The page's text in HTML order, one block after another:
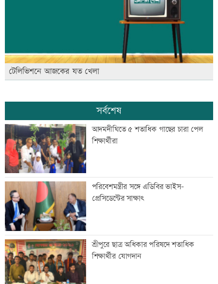
টেলিভিশনে আজকের যত খেলা
সর্বশেষ
আদমদীঘিতে ৫ শতাধিক গাছের চারা পেল
শিক্ষার্থীরা
পরিবেশমন্ত্রীর সঙ্গে এডিবির ভাইস-
প্রেসিডেন্টের সাক্ষাৎ
শ্রীপুরে ছাত্র অধিকার পরিষদে শতাধিক
শিক্ষার্থীর যোগদান